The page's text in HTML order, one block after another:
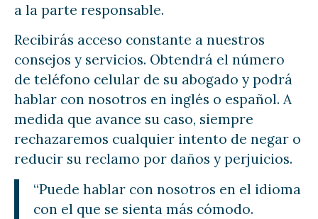
a la parte responsable.
Recibirás acceso constante a nuestros
consejos y servicios. Obtendrá el número
de teléfono celular de su abogado y podrá
hablar con nosotros en inglés o español. A
medida que avance su caso, siempre
rechazaremos cualquier intento de negar o
reducir su reclamo por daños y perjuicios.
“Puede hablar con nosotros en el idioma
con el que se sienta más cómodo.